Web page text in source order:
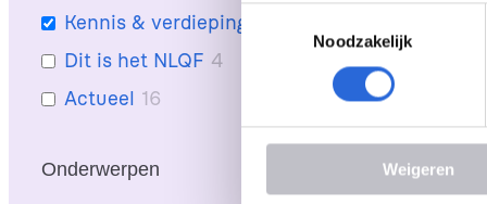
T
Noodzakelijk
Weigeren
Kennis & verdieping
Dit is het NLQF 4
Actueel 16
Onderwerpen
Actueel,